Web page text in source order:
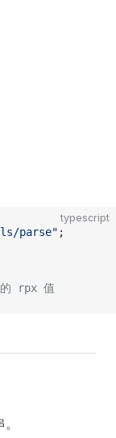
typescript
parse" ;
的 rpx 值